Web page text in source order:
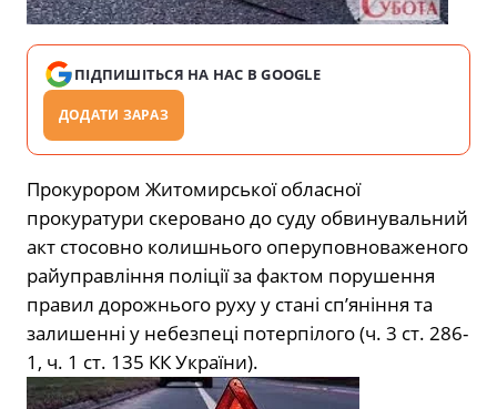
ПІДПИШІТЬСЯ НА НАС В GOOGLE
ДОДАТИ ЗАРАЗ
Прокурором Житомирської обласної
прокуратури скеровано до суду обвинувальний
акт стосовно колишнього оперуповноваженого
райуправління поліції за фактом порушення
правил дорожнього руху у стані сп’яніння та
залишенні у небезпеці потерпілого (ч. 3 ст. 286-
1, ч. 1 ст. 135 КК України).